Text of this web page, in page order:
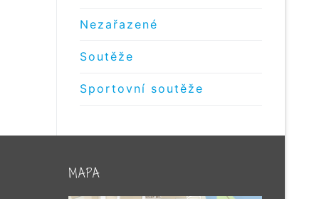
Nezařazené
Soutěže
Sportovní soutěže
MAPA